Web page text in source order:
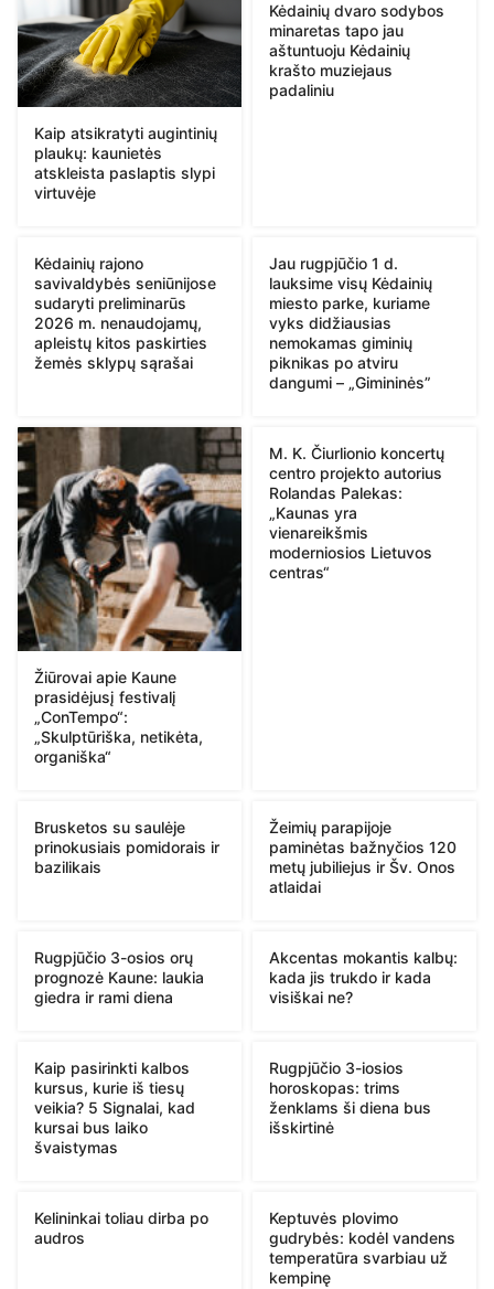
Kaip atsikratyti augintinių
plaukų: kaunietės
atskleista paslaptis slypi
virtuvėje
Kėdainių dvaro sodybos
minaretas tapo jau
aštuntuoju Kėdainių
krašto muziejaus
padaliniu
Kėdainių rajono
savivaldybės seniūnijose
sudaryti preliminarūs
2026 m. nenaudojamų,
apleistų kitos paskirties
žemės sklypų sąrašai
Jau rugpjūčio 1 d.
lauksime visų Kėdainių
miesto parke, kuriame
vyks didžiausias
nemokamas giminių
piknikas po atviru
dangumi – „Gimininės”
Žiūrovai apie Kaune
prasidėjusį festivalį
„ConTempo“:
„Skulptūriška, netikėta,
organiška“
M. K. Čiurlionio koncertų
centro projekto autorius
Rolandas Palekas:
„Kaunas yra
vienareikšmis
moderniosios Lietuvos
centras“
Brusketos su saulėje
prinokusiais pomidorais ir
bazilikais
Žeimių parapijoje
paminėtas bažnyčios 120
metų jubiliejus ir Šv. Onos
atlaidai
Rugpjūčio 3-osios orų
prognozė Kaune: laukia
giedra ir rami diena
Akcentas mokantis kalbų:
kada jis trukdo ir kada
visiškai ne?
Kaip pasirinkti kalbos
kursus, kurie iš tiesų
veikia? 5 Signalai, kad
kursai bus laiko
švaistymas
Rugpjūčio 3-iosios
horoskopas: trims
ženklams ši diena bus
išskirtinė
Kelininkai toliau dirba po
audros
Keptuvės plovimo
gudrybės: kodėl vandens
temperatūra svarbiau už
kempinę